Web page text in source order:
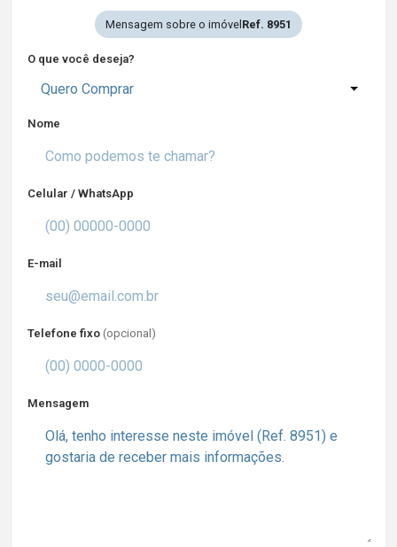
Mensagem sobre o imóvel Ref. 8951
O que você deseja?
Quero Comprar
Nome
Celular / WhatsApp
E-mail
Telefone fixo (opcional)
Mensagem